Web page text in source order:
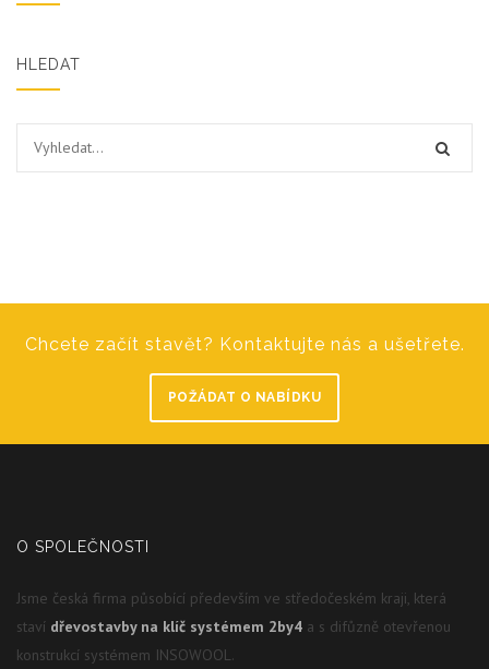
HLEDAT
Chcete začít stavět? Kontaktujte nás a ušetřete.
POŽÁDAT O NABÍDKU
O SPOLEČNOSTI
Jsme česká firma působící především ve středočeském kraji, která
staví dřevostavby na klíč systémem 2by4 a s difůzně otevřenou
konstrukcí systémem INSOWOOL.